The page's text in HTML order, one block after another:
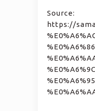
Source:
https://